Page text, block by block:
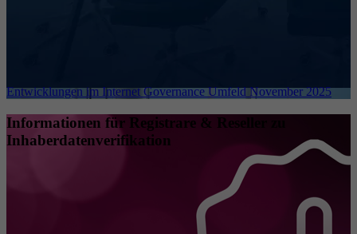
Entwicklungen im Internet Governance Umfeld November 2025
Informationen für Registrare & Reseller zu
Inhaberdatenverifikation